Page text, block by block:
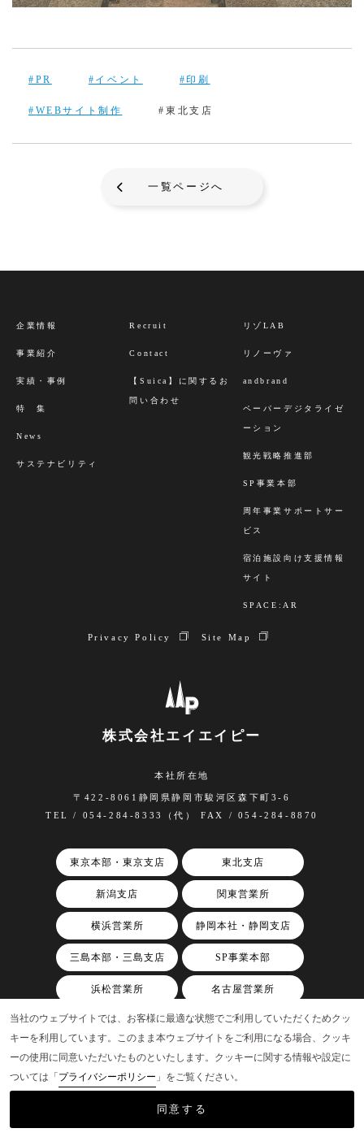
#PR #イベント #印刷
#WEBサイト制作 #東北支店
一覧ページへ
株式会社エイエイピー
本社所在地
〒422-8061静岡県静岡市駿河区森下町3-6
TEL / 054-284-8333（代） FAX / 054-284-8870
東京本部・東京支店 東北支店
新潟支店 関東営業所
横浜営業所 静岡本社・静岡支店
三島本部・三島支店 SP事業本部
浜松営業所 名古屋営業所
関西支店
企業情報
事業紹介
実績・事例
特 集
News
サステナビリティ
Recruit
Contact
【Suica】に関するお
問い合わせ
リゾLAB
リノーヴァ
andbrand
ペーパーデジタライゼ
ーション
観光戦略推進部
SP事業本部
周年事業サポートサー
ビス
宿泊施設向け支援情報
サイト
SPACE:AR
Privacy Policy Site Map
©AAP, Inc.
当社のウェブサイトでは、お客様に最適な状態でご利用していただくためクッ
キーを利用しています。このまま本ウェブサイトをご利用になる場合、クッキ
ーの使用に同意いただいたものといたします。クッキーに関する情報や設定に
ついては「 プライバシーポリシー 」をご覧ください。
同意する